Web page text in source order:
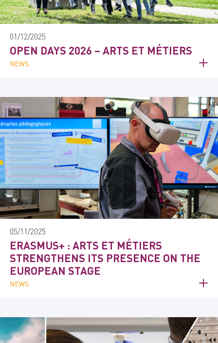
01/12/2025
OPEN DAYS 2026 – ARTS ET MÉTIERS
NEWS
05/11/2025
ERASMUS+ : ARTS ET MÉTIERS
STRENGTHENS ITS PRESENCE ON THE
EUROPEAN STAGE
NEWS